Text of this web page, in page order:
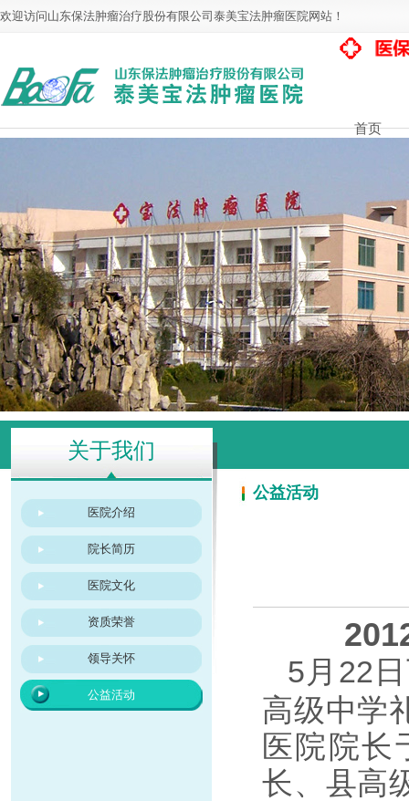
欢迎访问山东保法肿瘤治疗股份有限公司泰美宝法肿瘤医院网站！
首页
关于我们
医院介绍
院长简历
医院文化
资质荣誉
领导关怀
公益活动
公益活动
5月22
高级中学
医院院长
长、县高